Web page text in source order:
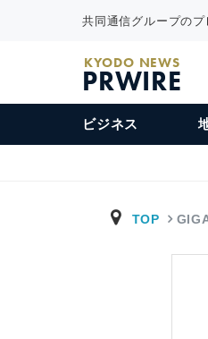
共同通信グループの
KYODO NEWS
PRWIRE
ビジネス
TOP